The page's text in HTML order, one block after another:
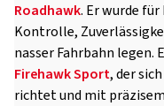
Roadhawk. Er wurde
Kontrolle,
nasser Fahrbahn
Firehawk Sport, der
richtet und mit